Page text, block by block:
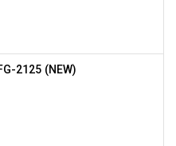
2125 (NEW)